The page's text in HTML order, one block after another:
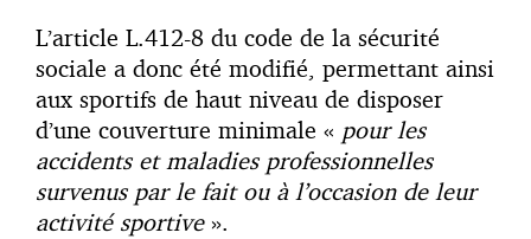
L’article L.412-8 du code de la sécurité
sociale a donc été modifié, permettant ainsi
aux sportifs de haut niveau de disposer
d’une couverture minimale « pour les
accidents et maladies professionnelles
survenus par le fait ou à l’occasion de leur
activité sportive».